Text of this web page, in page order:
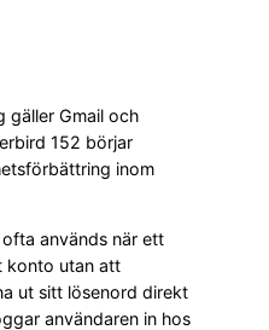
gäller Gmail och
152 börjar
inom
används när ett
konto utan att
ut sitt lösenord direkt
användaren in hos